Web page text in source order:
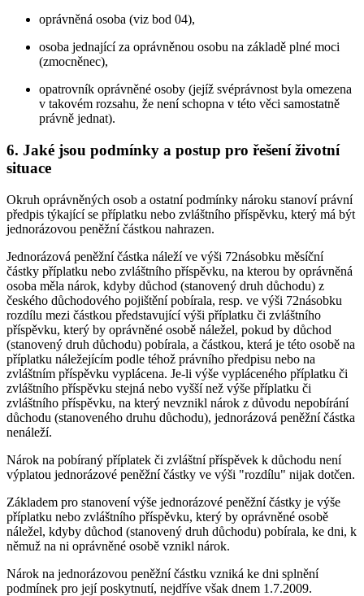
oprávněná osoba (viz bod 04),
osoba jednající za oprávněnou osobu na základě plné moci
(zmocněnec),
opatrovník oprávněné osoby (jejíž svéprávnost byla omezena
v takovém rozsahu, že není schopna v této věci samostatně
právně jednat).
6. Jaké jsou podmínky a postup pro řešení životní
situace
Okruh oprávněných osob a ostatní podmínky nároku stanoví právní
předpis týkající se příplatku nebo zvláštního příspěvku, který má být
jednorázovou peněžní částkou nahrazen.
Jednorázová peněžní částka náleží ve výši 72násobku měsíční
částky příplatku nebo zvláštního příspěvku, na kterou by oprávněná
osoba měla nárok, kdyby důchod (stanovený druh důchodu) z
českého důchodového pojištění pobírala, resp. ve výši 72násobku
rozdílu mezi částkou představující výši příplatku či zvláštního
příspěvku, který by oprávněné osobě náležel, pokud by důchod
(stanovený druh důchodu) pobírala, a částkou, která je této osobě na
příplatku náležejícím podle téhož právního předpisu nebo na
zvláštním příspěvku vyplácena. Je-li výše vypláceného příplatku či
zvláštního příspěvku stejná nebo vyšší než výše příplatku či
zvláštního příspěvku, na který nevznikl nárok z důvodu nepobírání
důchodu (stanoveného druhu důchodu), jednorázová peněžní částka
nenáleží.
Nárok na pobíraný příplatek či zvláštní příspěvek k důchodu není
výplatou jednorázové peněžní částky ve výši "rozdílu" nijak dotčen.
Základem pro stanovení výše jednorázové peněžní částky je výše
příplatku nebo zvláštního příspěvku, který by oprávněné osobě
náležel, kdyby důchod (stanovený druh důchodu) pobírala, ke dni, k
němuž na ni oprávněné osobě vznikl nárok.
Nárok na jednorázovou peněžní částku vzniká ke dni splnění
podmínek pro její poskytnutí, nejdříve však dnem 1.7.2009.